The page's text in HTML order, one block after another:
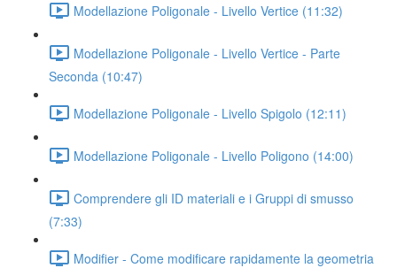
Modellazione Poligonale - Livello Vertice (11:32)
Modellazione Poligonale - Livello Vertice - Parte
Seconda (10:47)
Modellazione Poligonale - Livello Spigolo (12:11)
Modellazione Poligonale - Livello Poligono (14:00)
Comprendere gli ID materiali e i Gruppi di smusso
(7:33)
Modifier - Come modificare rapidamente la geometria